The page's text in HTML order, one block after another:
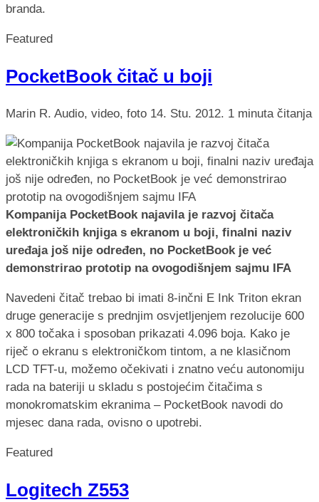
branda.
Featured
PocketBook čitač u boji
Marin R. Audio, video, foto 14. Stu. 2012. 1 minuta čitanja
Kompanija PocketBook najavila je razvoj čitača
elektroničkih knjiga s ekranom u boji, finalni naziv
uređaja još nije određen, no PocketBook je već
demonstrirao prototip na ovogodišnjem sajmu IFA
Navedeni čitač trebao bi imati 8-inčni E Ink Triton ekran
druge generacije s prednjim osvjetljenjem rezolucije 600
x 800 točaka i sposoban prikazati 4.096 boja. Kako je
riječ o ekranu s elektroničkom tintom, a ne klasičnom
LCD TFT-u, možemo očekivati i znatno veću autonomiju
rada na bateriji u skladu s postojećim čitačima s
monokromatskim ekranima – PocketBook navodi do
mjesec dana rada, ovisno o upotrebi.
Featured
Logitech Z553